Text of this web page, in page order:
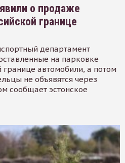
о продаже
границе
департамент
на парковке
автомобили, а потом
не объявятся через
сообщает эстонское